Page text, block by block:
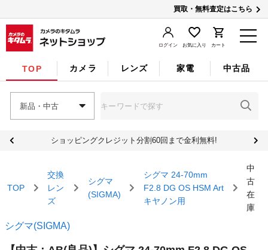
買取・無料査定はこちら
ログイン お気に入り カート
TOP カメラ レンズ 家電 中古品
新品・中古
ショッピングクレジット分割60回まで金利無料!
TOP
交換
レン
ズ
シグマ
(SIGMA)
シグマ 24-70mm
F2.8 DG OS HSM Art
キヤノン用
中
古
在
庫
シグマ(SIGMA)